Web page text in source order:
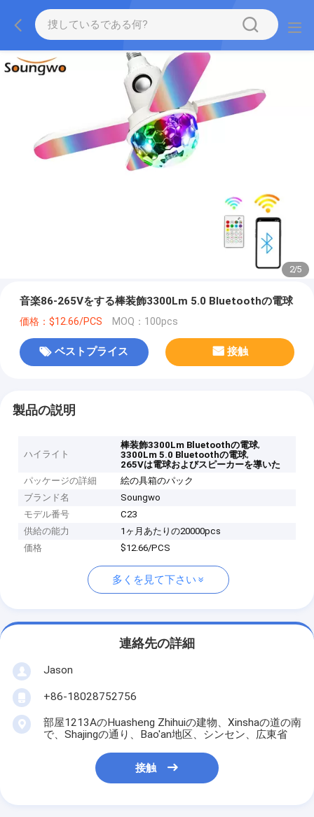
2/5
音楽86-265Vをする棒装飾3300Lm 5.0 Bluetoothの電球
価格：$12.66/PCS MOQ：100pcs
ベストプライス 接触
製品の説明
ハイライト
棒装飾3300Lm Bluetoothの電球,
3300Lm 5.0 Bluetoothの電球,
265Vは電球およびスピーカーを導いた
パッケージの詳細
絵の具箱のパック
ブランド名
Soungwo
モデル番号
C23
供給の能力
1ヶ月あたりの20000pcs
価格
$12.66/PCS
多くを見て下さい
連絡先の詳細
Jason
+86-18028752756
部屋1213AのHuasheng Zhihuiの建物、Xinshaの道の南
で、Shajingの通り、Bao'an地区、シンセン、広東省
接触